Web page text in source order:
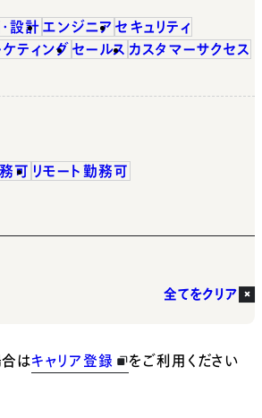
設計 エンジニア セキュリティ
ティング セールス カスタマーサクセス
可 リモート勤務可
全てをクリア
はキャリア登録 をご利用ください